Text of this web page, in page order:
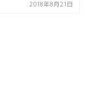
2018年8月21日